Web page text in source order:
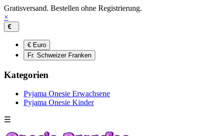
Gratisversand. Bestellen ohne Registrierung.
×
€
€ Euro
Fr. Schweizer Franken
Kategorien
Pyjama Onesie Erwachsene
Pyjama Onesie Kinder
☰